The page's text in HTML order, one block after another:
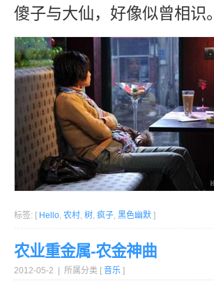
傻子与大仙，好像似曾相识。
标签: [ Hello, 农村, 树, 疯子, 黑色幽默 ]
农业重金属-农金神曲
2012-05-2 | 所属分类 [ 音乐 ]